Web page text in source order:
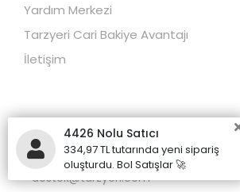
Yardım Merkezi
Tarzyeri Cari Bakiye Avantajı
İletişim
+90 850 255 00 50
destek@tarzyeri.com
4426 Nolu Satıcı
334,97 TL tutarında yeni sipariş
oluşturdu. Bol Satışlar 🚀